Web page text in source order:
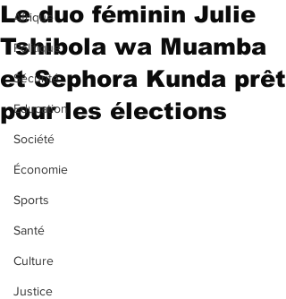
Afrique
Politique
Sécurité
Education
Société
Économie
Sports
Santé
Culture
Justice
Le duo féminin Julie
Tshibola wa Muamba
et Sephora Kunda prêt
pour les élections